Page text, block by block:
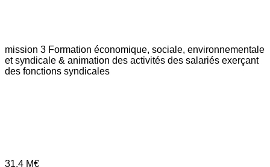
mission 3 Formation économique, sociale, environnementale
et syndicale & animation des activités des salariés exerçant
des fonctions syndicales
31.4 M€